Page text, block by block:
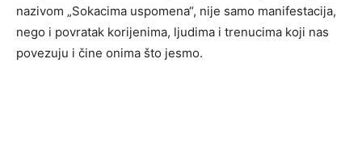
nazivom „Sokacima uspomena“, nije samo manifestacija,
nego i povratak korijenima, ljudima i trenucima koji nas
povezuju i čine onima što jesmo.